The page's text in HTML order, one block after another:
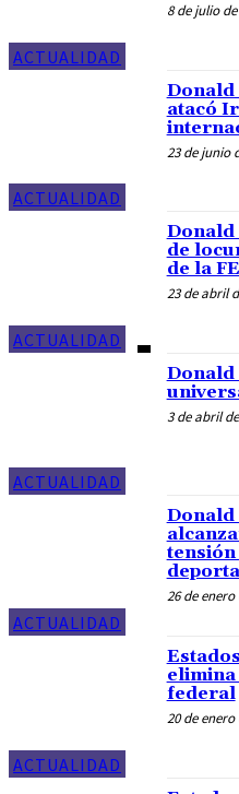
ACTUALIDAD
8 de julio de
ACTUALIDAD
Donald
atacó
23 de junio
ACTUALIDAD
Donald
de
de la
23 de abril
ACTUALIDAD
Donald
3 de abril
ACTUALIDAD
Donald
26 de enero
ACTUALIDAD
federal
20 de enero